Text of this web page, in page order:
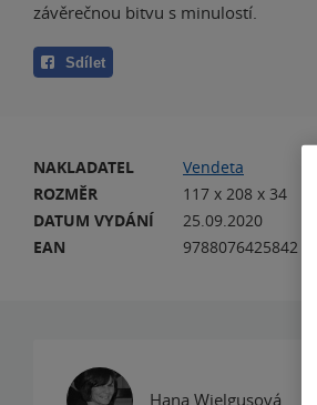
závěrečnou bitvu s minulostí.
Sdílet
NAKLADATEL
Vendeta
ROZMĚR
117 x 208 x 34
DATUM VYDÁNÍ
25.09.2020
EAN
9788076425842
Hana Wielgusová